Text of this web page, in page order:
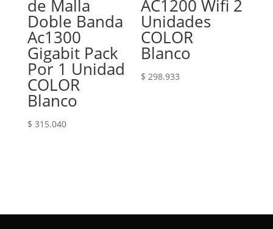
de Malla
Doble Banda
Ac1300
Gigabit Pack
Por 1 Unidad
COLOR
Blanco
$ 315.040
AC1200 Wifi 2
Unidades
COLOR
Blanco
$ 298.933